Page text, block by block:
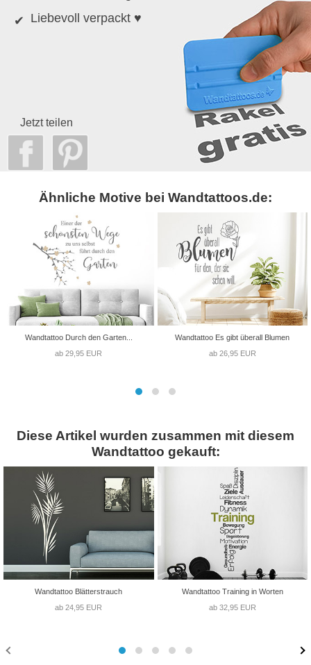
Liebevoll verpackt ♥
Jetzt teilen
Ähnliche Motive bei Wandtattoos.de:
Wandtattoo Durch den Garten...
ab 29,95 EUR
Wandtattoo Es gibt überall Blumen
ab 26,95 EUR
Diese Artikel wurden zusammen mit diesem
Wandtattoo gekauft:
Wandtattoo Blätterstrauch
ab 24,95 EUR
Wandtattoo Training in Worten
ab 32,95 EUR